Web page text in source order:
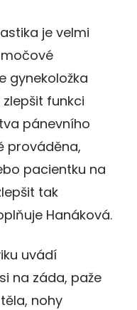
je velmi
gynekoložka
zlepšit funkci
pánevního
prováděna,
pacientku na
tak
Hanáková.
uvádí
na záda, paže
nohy